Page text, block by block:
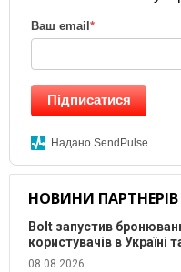
Ваш email *
Підписатися
Надано SendPulse
НОВИНИ ПАРТНЕРІВ
Bolt запустив
користувачів в Україні
08.08.2026